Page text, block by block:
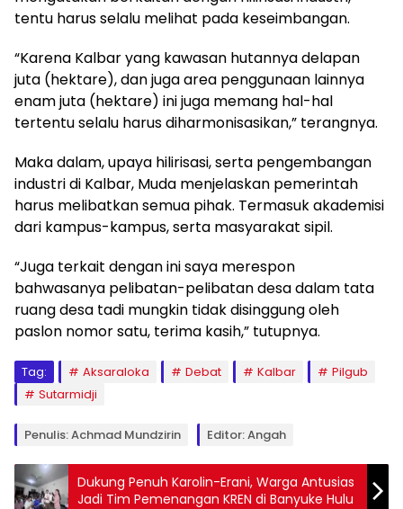
tentu harus selalu melihat pada keseimbangan.
“Karena Kalbar yang kawasan hutannya delapan
juta (hektare), dan juga area penggunaan lainnya
enam juta (hektare) ini juga memang hal-hal
tertentu selalu harus diharmonisasikan,” terangnya.
Maka dalam, upaya hilirisasi, serta pengembangan
industri di Kalbar, Muda menjelaskan pemerintah
harus melibatkan semua pihak. Termasuk akademisi
dari kampus-kampus, serta masyarakat sipil.
“Juga terkait dengan ini saya merespon
bahwasanya pelibatan-pelibatan desa dalam tata
ruang desa tadi mungkin tidak disinggung oleh
paslon nomor satu, terima kasih,” tutupnya.
Tag: Aksaraloka Debat Kalbar
Pilgub
Sutarmidji
Penulis: Achmad Mundzirin Editor: Angah
Dukung Penuh Karolin-Erani, Warga Antusias
Jadi Tim Pemenangan KREN di Banyuke Hulu